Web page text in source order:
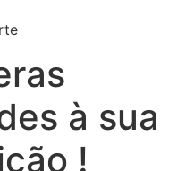
à sua
!